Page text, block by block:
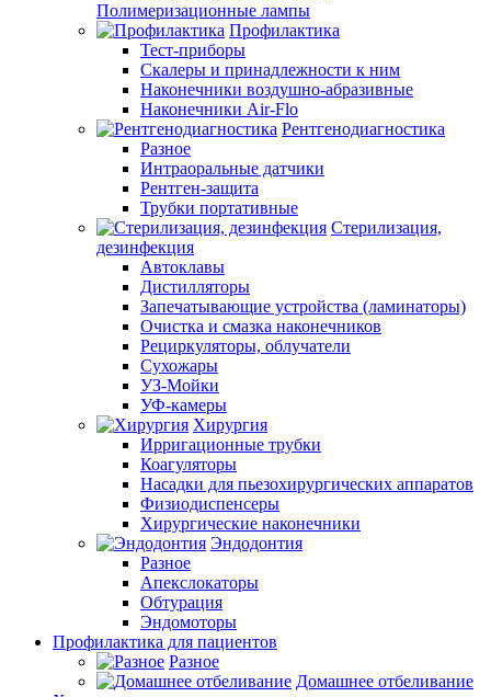
Полимеризационные лампы
Профилактика
Тест-приборы
Скалеры и принадлежности к ним
Наконечники воздушно-абразивные
Наконечники Air-Flo
Рентгенодиагностика
Разное
Интраоральные датчики
Рентген-защита
Трубки портативные
Стерилизация,
дезинфекция
Автоклавы
Дистилляторы
Запечатывающие устройства (ламинаторы)
Очистка и смазка наконечников
Рециркуляторы, облучатели
Сухожары
УЗ-Мойки
УФ-камеры
Хирургия
Ирригационные трубки
Коагуляторы
Насадки для пьезохирургических аппаратов
Физиодиспенсеры
Хирургические наконечники
Эндодонтия
Разное
Апекслокаторы
Обтурация
Эндомоторы
Профилактика для пациентов
Разное
Домашнее отбеливание